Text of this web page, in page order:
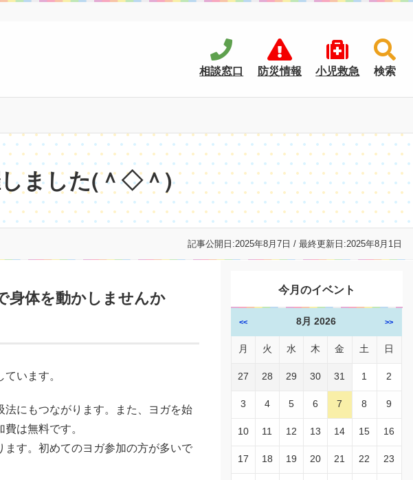
相談窓口
防災情報 小児救急 検索
ました(＾◇＾)
記事公開日:2025年8月7日 / 最終更新日:2025年8月1日
身体を動かしませんか
います。
にもつながります。また、ヨガを始
は無料です。
す。初めてのヨガ参加の方が多いで
今月のイベント
<< 8月 2026 >>
月 火 水 木 金 土 日
27 28 29 30 31 1 2
3 4 5 6 7 8 9
10 11 12 13 14 15 16
17 18 19 20 21 22 23